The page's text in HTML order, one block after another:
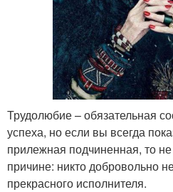
Трудолюбие – обязательная
успеха, но если вы всегда
прилежная подчиненная, то
причине: никто добровольно
прекрасного исполнителя.